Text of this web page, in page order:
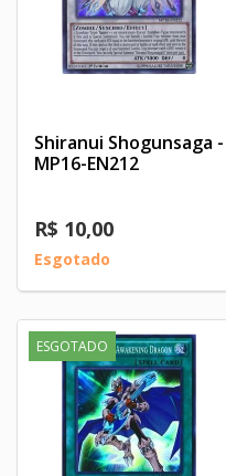
Shiranui Shogunsaga -
MP16-EN212
R$ 10,00
Esgotado
ESGOTADO